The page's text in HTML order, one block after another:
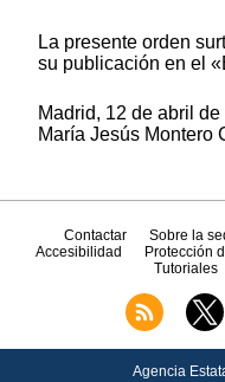
La presente orden
su publicación en el
Madrid, 12 de abril
María Jesús Montero
Contactar Sobre la
Accesibilidad
Protección
Tutoriales
Agencia